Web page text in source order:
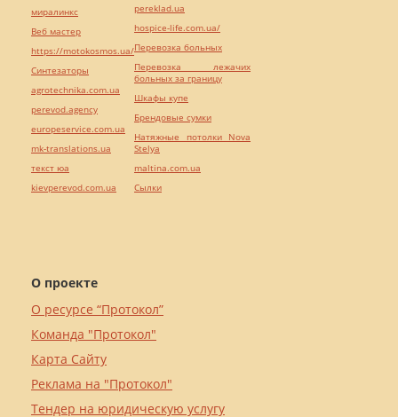
О проекте
О ресурсе “Протокол”
Команда "Протокол"
Карта Сайту
Реклама на "Протокол"
Тендер на юридическую услугу
миралинкс
Веб мастер
https://motokosmos.ua/
Синтезаторы
agrotechnika.com.ua
perevod.agency
europeservice.com.ua
mk-translations.ua
текст юа
kievperevod.com.ua
pereklad.ua
hospice-life.com.ua/
Перевозка больных
Перевозка лежачих
больных за границу
Шкафы купе
Брендовые сумки
Натяжные потолки Nova
Stelya
maltina.com.ua
Cылки